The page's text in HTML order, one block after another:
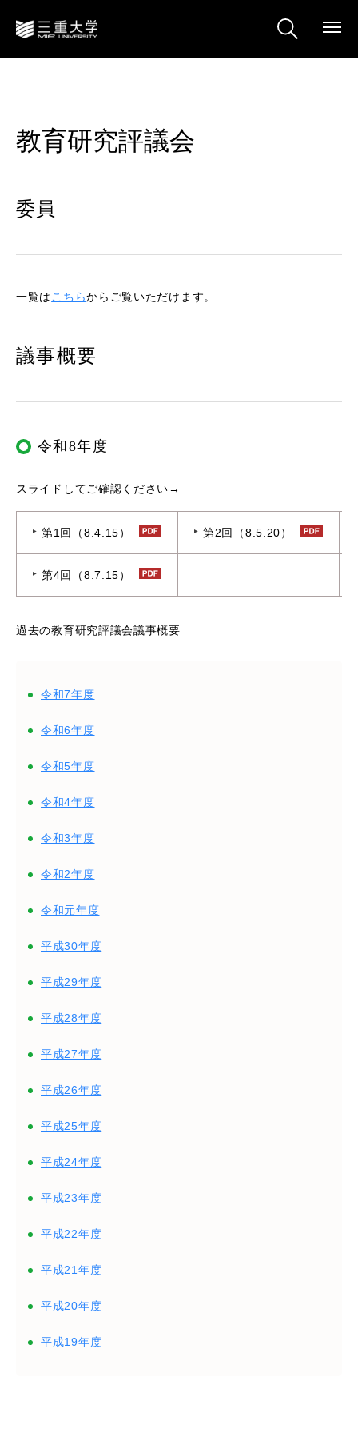
教育研究評議会
委員
一覧は こちらからご覧いただけます。
議事概要
令和8年度
スライドしてご確認ください→
第1回（8.4.15） 第2回（8.5.20）
第4回（8.7.15）
過去の教育研究評議会議事概要
令和7年度
令和6年度
令和5年度
令和4年度
令和3年度
令和2年度
令和元年度
平成30年度
平成29年度
平成28年度
平成27年度
平成26年度
平成25年度
平成24年度
平成23年度
平成22年度
平成21年度
平成20年度
平成19年度